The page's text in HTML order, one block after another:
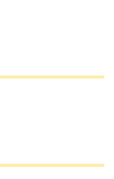
Faugier.